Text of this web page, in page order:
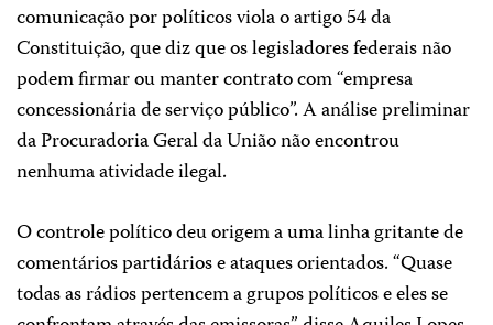
comunicação por políticos viola o artigo 54 da
Constituição, que diz que os legisladores federais não
podem firmar ou manter contrato com “empresa
concessionária de serviço público”. A análise preliminar
da Procuradoria Geral da União não encontrou
nenhuma atividade ilegal.
O controle político deu origem a uma linha gritante de
comentários partidários e ataques orientados. “Quase
todas as rádios pertencem a grupos políticos e eles se